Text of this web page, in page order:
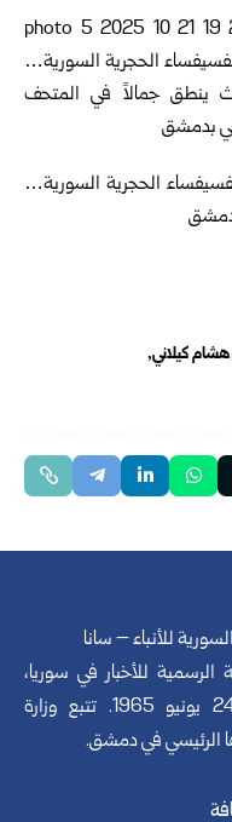
هشام كيلاني
للأنباء – سانا
الرسمية للأخبار في سوريا،
تأسست في 24 يونيو 1965. تتبع وزارة
الرئيسي في دمشق.